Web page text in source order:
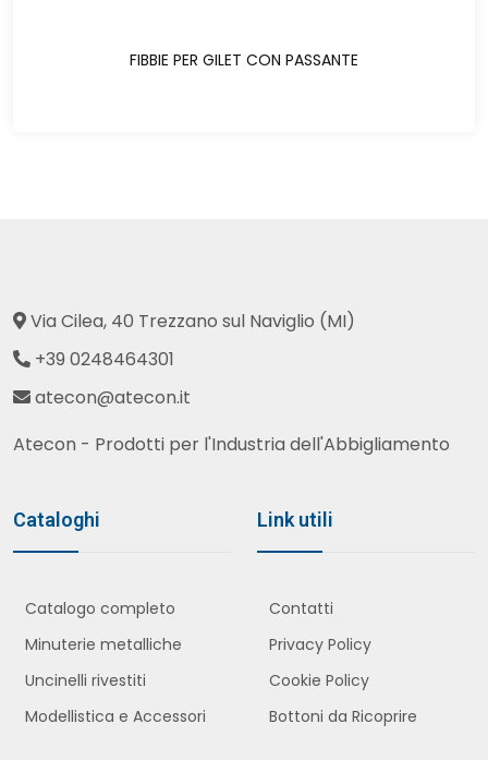
FIBBIE PER GILET CON PASSANTE
Via Cilea, 40 Trezzano sul Naviglio (MI)
+39 0248464301
atecon@atecon.it
Atecon - Prodotti per l'Industria dell'Abbigliamento
Cataloghi
Catalogo completo
Minuterie metalliche
Uncinelli rivestiti
Modellistica e Accessori
Link utili
Contatti
Privacy Policy
Cookie Policy
Bottoni da Ricoprire